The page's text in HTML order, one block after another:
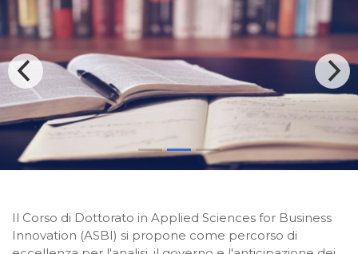
Il Corso di Dottorato in Applied Sciences for Business
Innovation (ASBI) si propone come percorso di